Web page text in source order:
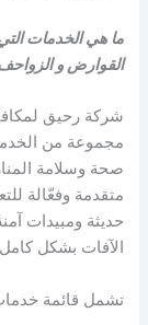
ما هي الخدمات
القوارض و
شركة رحيق
مجموعة من
صحة وسلامة
متقدمة وفعّالة
حديثة ومبيدات
الآفات بشكل
تشمل قائمة